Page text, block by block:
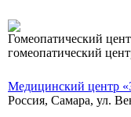
Гомеопатический
гомеопатический
Медицинский центр
Россия, Самара, ул.